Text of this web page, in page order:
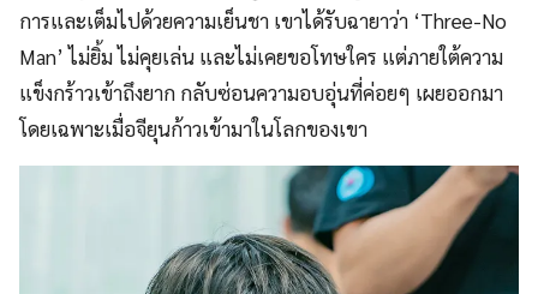
การและเต็มไปด้วยความเย็นชา เขาได้รับฉายาว่า ‘Three-No
Man’ ไม่ยิ้ม ไม่คุยเล่น และไม่เคยขอโทษใคร แต่ภายใต้ความ
แข็งกร้าวเข้าถึงยาก กลับซ่อนความอบอุ่นที่ค่อยๆ เผยออกมา
โดยเฉพาะเมื่อจียุนก้าวเข้ามาในโลกของเขา